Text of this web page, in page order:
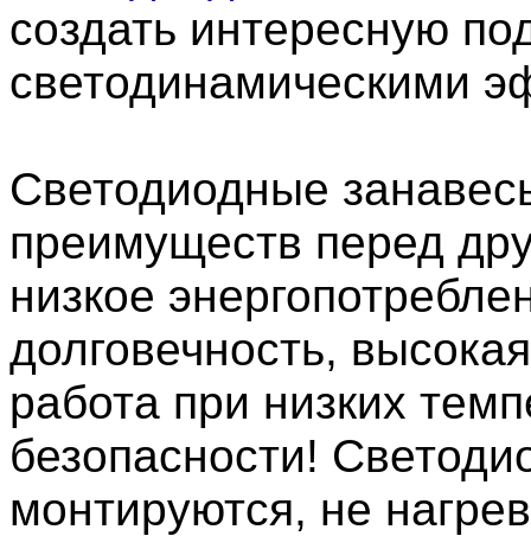
создать интересную
светодинамическими
Светодиодные
преимуществ перед
низкое
долговечность,
работа при низких
безопасности!
монтируются, не